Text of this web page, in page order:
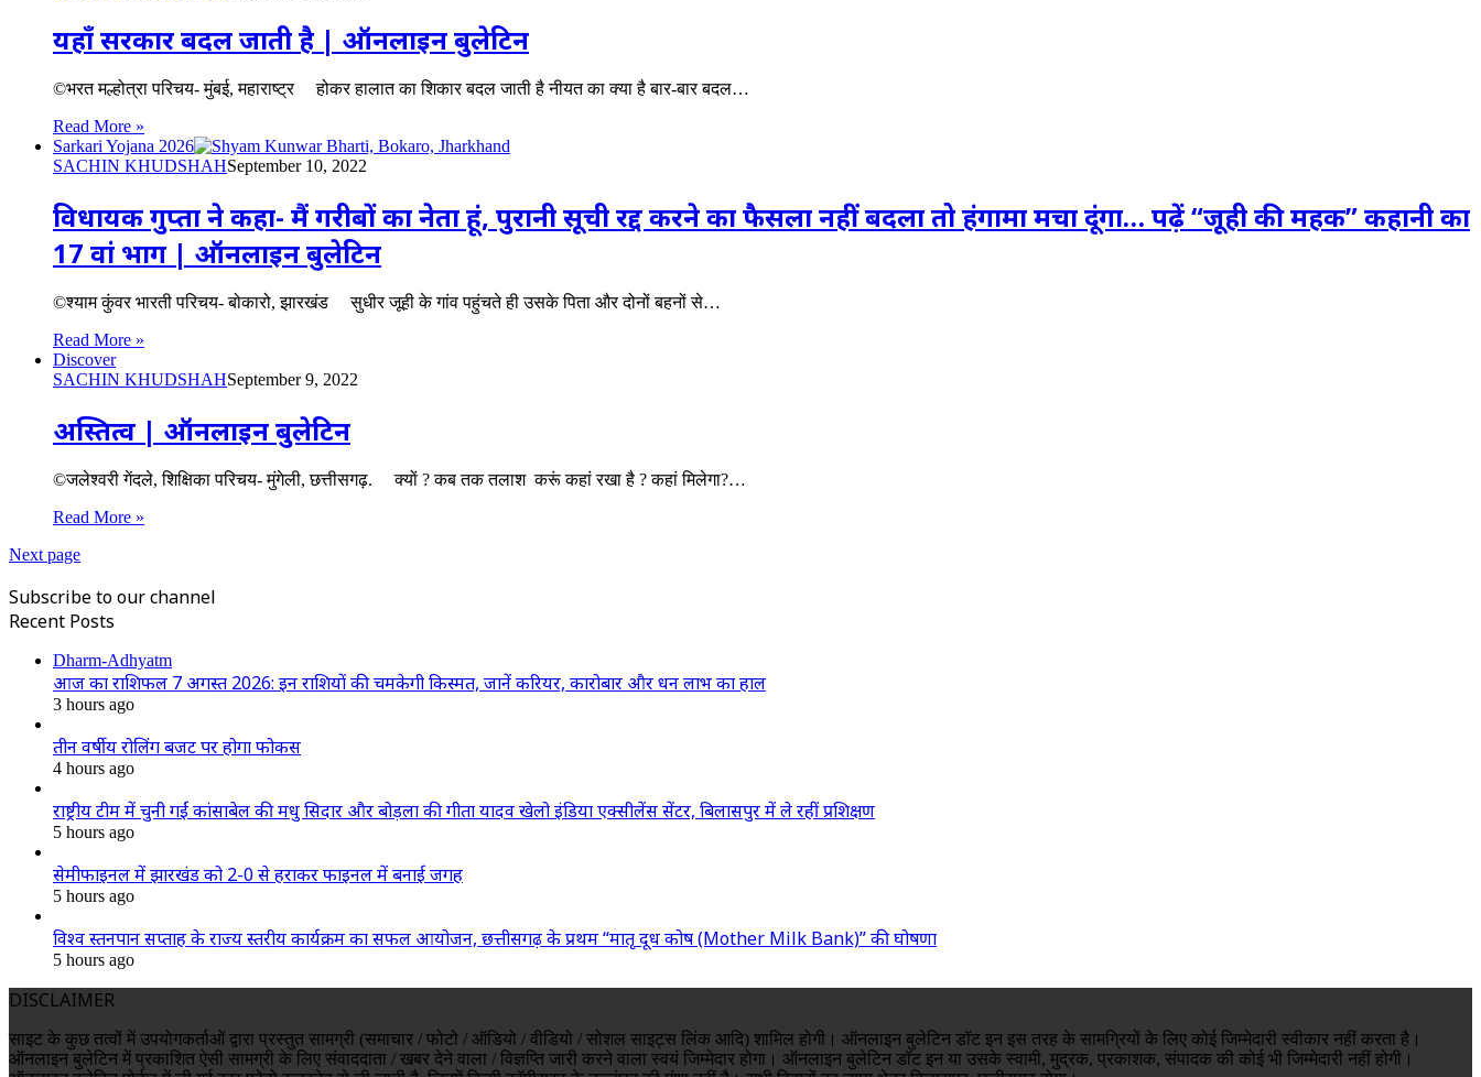
यहाँ सरकार बदल जाती है | ऑनलाइन बुलेटिन
©भरत मल्होत्रा परिचय- मुंबई, महाराष्ट्र होकर हालात का शिकार बदल जाती है नीयत का क्या है बार-बार बदल…
Read More »
Sarkari Yojana 2026
SACHIN KHUDSHAHSeptember 10, 2022
विधायक गुप्ता ने कहा- मैं गरीबों का नेता हूं, पुरानी सूची रद्द करने का फैसला नहीं बदला तो हंगामा मचा दूंगा… पढ़ें “जूही की महक” कहानी का
17 वां भाग | ऑनलाइन बुलेटिन
©श्याम कुंवर भारती परिचय- बोकारो, झारखंड सुधीर जूही के गांव पहुंचते ही उसके पिता और दोनों बहनों से…
Read More »
Discover
SACHIN KHUDSHAHSeptember 9, 2022
अस्तित्व | ऑनलाइन बुलेटिन
©जलेश्वरी गेंदले, शिक्षिका परिचय- मुंगेली, छत्तीसगढ़. क्यों ? कब तक तलाश करूं कहां रखा है ? कहां मिलेगा?…
Read More »
Next page
Subscribe to our channel
Recent Posts
Dharm-Adhyatm
आज का राशिफल 7 अगस्त 2026: इन राशियों की चमकेगी किस्मत, जानें करियर, कारोबार और धन लाभ का हाल
3 hours ago
तीन वर्षीय रोलिंग बजट पर होगा फोकस
4 hours ago
राष्ट्रीय टीम में चुनी गईं कांसाबेल की मधु सिदार और बोड़ला की गीता यादव खेलो इंडिया एक्सीलेंस सेंटर, बिलासपुर में ले रहीं प्रशिक्षण
5 hours ago
सेमीफाइनल में झारखंड को 2-0 से हराकर फाइनल में बनाई जगह
5 hours ago
विश्व स्तनपान सप्ताह के राज्य स्तरीय कार्यक्रम का सफल आयोजन, छत्तीसगढ़ के प्रथम “मातृ दूध कोष (Mother Milk Bank)” की घोषणा
5 hours ago
DISCLAIMER
साइट के कुछ तत्वों में उपयोगकर्ताओं द्वारा प्रस्तुत सामग्री (समाचार / फोटो / ऑडियो / वीडियो / सोशल साइट्स लिंक आदि) शामिल होगी। ऑनलाइन बुलेटिन डॉट इन इस तरह के सामग्रियों के लिए कोई जिम्मेदारी स्वीकार नहीं करता है।
ऑनलाइन बुलेटिन में प्रकाशित ऐसी सामग्री के लिए संवाददाता / खबर देने वाला / विज्ञप्ति जारी करने वाला स्वयं जिम्मेदार होगा। ऑनलाइन बुलेटिन डॉट इन या उसके स्वामी, मुद्रक, प्रकाशक, संपादक की कोई भी जिम्मेदारी नहीं होगी।